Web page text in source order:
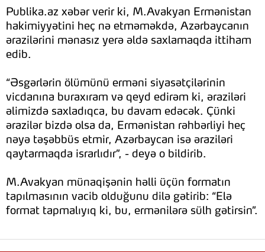
Publika.az xəbər verir ki, M.Avakyan Ermənistan
hakimiyyətini heç nə etməməkdə, Azərbaycanın
ərazilərini mənasız yerə əldə saxlamaqda ittiham
edib.
“Əsgərlərin ölümünü erməni siyasətçilərinin
vicdanına buraxıram və qeyd edirəm ki, əraziləri
əlimizdə saxladıqca, bu davam edəcək. Çünki
ərazilər bizdə olsa da, Ermənistan rəhbərliyi heç
nəyə təşəbbüs etmir, Azərbaycan isə əraziləri
qaytarmaqda israrlıdır”, - deyə o bildirib.
M.Avakyan münaqişənin həlli üçün formatın
tapılmasının vacib olduğunu dilə gətirib: “Elə
format tapmalıyıq ki, bu, ermənilərə sülh gətirsin”.